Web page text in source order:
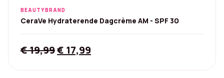
BEAUTYBRAND
CeraVe Hydraterende Dagcrème AM - SPF 30
€19,99Original
€ 17,99